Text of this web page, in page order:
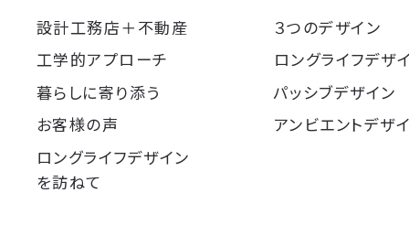
設計工務店＋不動産
工学的アプローチ
暮らしに寄り添う
お客様の声
ロングライフデザイン
を訪ねて
３つのデザイン
ロングライフデザ
パッシブデザイン
アンビエントデザ